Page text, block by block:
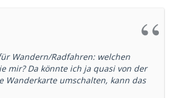
Wandern/Radfahren: welchen
mir? Da könnte ich ja quasi von der
Wanderkarte umschalten, kann das